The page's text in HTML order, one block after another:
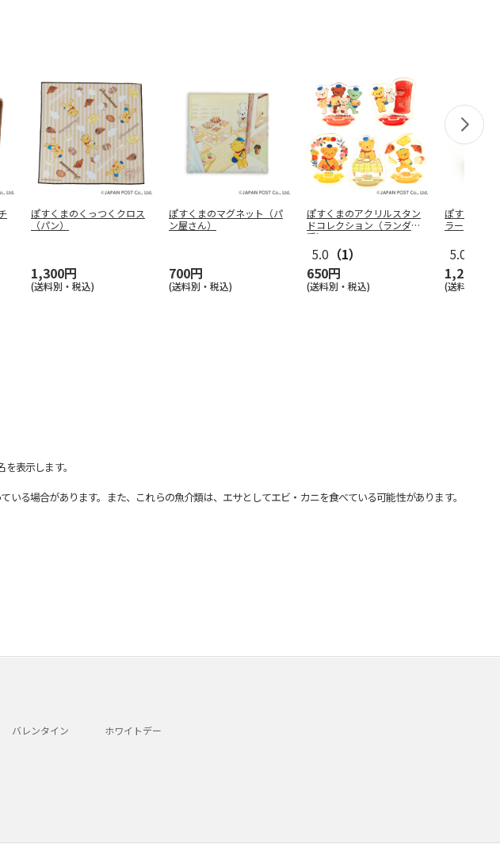
ぽすくまのくっつくクロス
（パン）
1,300円
(送料別・税込)
ぽすくまのマグネット（パ
ン屋さん）
700円
(送料別・税込)
ぽすくまのアクリルスタン
ドコレクション（ランダム1
種）
5.0 （1）
650円
(送料別・税込)
ぽすくまの
ラー
5.0
1,200円
(送料別・税
表示します。
る場合があります。また、これらの魚介類は、エサとしてエビ・カニを食べている可能性があります。
バレンタイン ホワイトデー